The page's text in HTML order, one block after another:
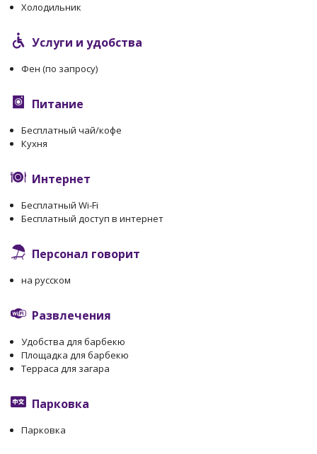
Холодильник
Услуги и удобства
Фен (по запросу)
Питание
Бесплатный чай/кофе
Кухня
Интернет
Бесплатный Wi-Fi
Бесплатный доступ в интернет
Персонал говорит
на русском
Развлечения
Удобства для барбекю
Площадка для барбекю
Терраса для загара
Парковка
Парковка